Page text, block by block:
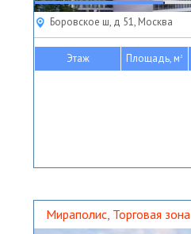
Боровское ш, д 51, Москва
Этаж Площадь, м2
Мираполис, Торговая зона